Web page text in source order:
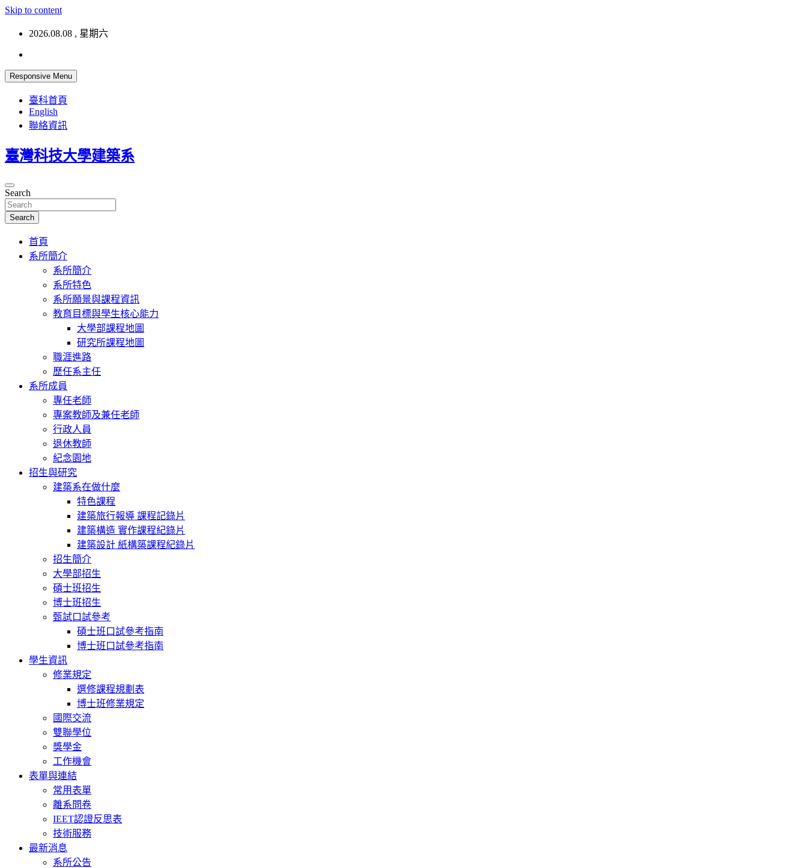
Skip to content
2026.08.08 , 星期六
Responsive Menu
臺科首頁
English
聯絡資訊
臺灣科技大學建築系
Search
Search
首頁
系所簡介
系所簡介
系所特色
系所願景與課程資訊
教育目標與學生核心能力
大學部課程地圖
研究所課程地圖
職涯進路
歷任系主任
系所成員
專任老師
專案教師及兼任老師
行政人員
退休教師
紀念園地
招生與研究
建築系在做什麼
特色課程
建築旅行報導 課程記錄片
建築構造 實作課程紀錄片
建築設計 紙構築課程紀錄片
招生簡介
大學部招生
碩士班招生
博士班招生
甄試口試參考
碩士班口試參考指南
博士班口試參考指南
學生資訊
修業規定
選修課程規劃表
博士班修業規定
國際交流
雙聯學位
獎學金
工作機會
表單與連結
常用表單
離系問卷
IEET認證反思表
技術服務
最新消息
系所公告